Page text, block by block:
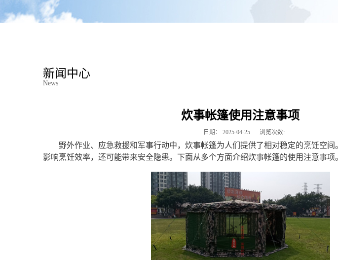
新闻中心
News
炊事帐篷使用注意事项
日期： 2025-04-25 浏览次数:
野外作业、应急救援和军事行动中，炊事帐篷为人们提供了相对稳定的烹饪空
影响烹饪效率，还可能带来安全隐患。下面从多个方面介绍炊事帐篷的使用注意事项